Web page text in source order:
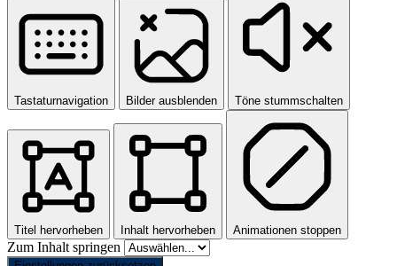
Tastaturnavigation Bilder ausblenden Töne stummschalten
Titel hervorheben Inhalt hervorheben Animationen stoppen
Zum Inhalt springen